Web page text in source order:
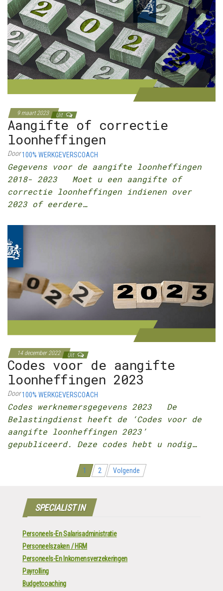
9 maart 2023 Uit
Aangifte of correctie
loonheffingen
Door100% WERKGEVERSCOACH
Gegevens voor de aangifte loonheffingen
2018- 2023 Moet u een aangifte of
correctie loonheffingen indienen over
2023 of eerdere…
14 december 2022 Uit
Codes voor de aangifte
loonheffingen 2023
Door100% WERKGEVERSCOACH
Codes werknemersgegevens 2023 De
Belastingdienst heeft de ‘Codes voor de
aangifte loonheffingen 2023’
gepubliceerd. Deze codes hebt u nodig…
1 2 Volgende
SPECIALIST IN
Personeels-En Salarisadministratie
Personeelszaken / HRM
Personeels-En Inkomensverzekeringen
Payrolling
Budgetcoaching